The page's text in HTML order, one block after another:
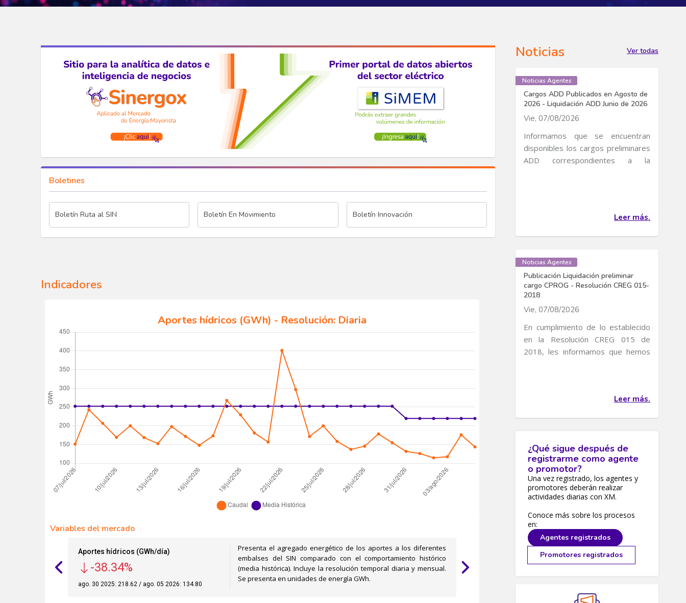
Boletines
Boletín Ruta al SIN Boletín En Movimiento Boletín Innovación
Indicadores
Noticias Ver todas
Noticias Agentes
Cargos ADD Publicados en Agosto de
2026 - Liquidación ADD Junio de 2026
Vie, 07/08/2026
Informamos que se encuentran
disponibles los cargos preliminares
ADD correspondientes a la
Leer más.
Noticias Agentes
Publicación Liquidación preliminar
cargo CPROG - Resolución CREG 015-
2018
Vie, 07/08/2026
En cumplimiento de lo establecido
en la Resolución CREG 015 de
2018, les informamos que hemos
Leer más.
¿Qué sigue después de
registrarme como agente
o promotor?
Una vez registrado, los agentes y
promotores deberán realizar
actividades diarias con XM.
Conoce más sobre los procesos
en:
Agentes registrados
Promotores registrados